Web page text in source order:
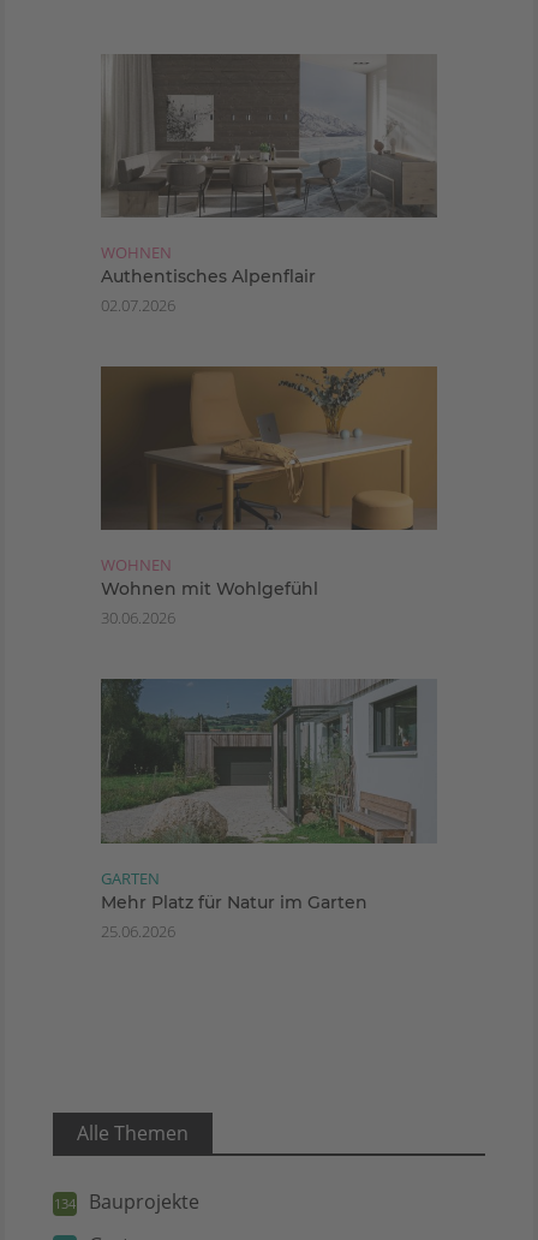
WOHNEN
Authentisches Alpenflair
02.07.2026
WOHNEN
Wohnen mit Wohlgefühl
30.06.2026
GARTEN
Mehr Platz für Natur im Garten
25.06.2026
Alle Themen
134 Bauprojekte